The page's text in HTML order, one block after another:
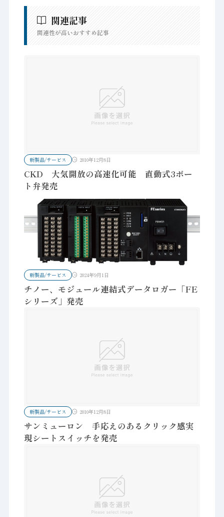
関連記事
関連性が高いおすすめ記事
新製品/サービス 2010年12月8日
CKD 大気開放の高速化可能 直動式3ポー
ト弁発売
新製品/サービス 2024年9月1日
チノー、モジュール連結式データロガー「FE
シリーズ」発売
新製品/サービス 2010年12月8日
サンミューロン 手応えのあるクリック感実
現シートスイッチを発売